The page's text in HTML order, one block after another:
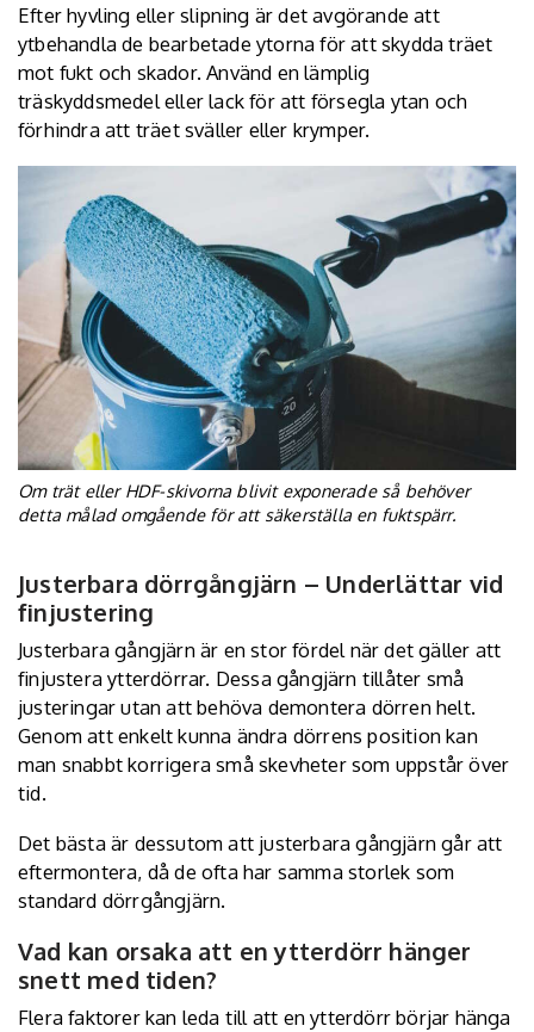
Efter hyvling eller slipning är det avgörande att
ytbehandla de bearbetade ytorna för att skydda träet
mot fukt och skador. Använd en lämplig
träskyddsmedel eller lack för att försegla ytan och
förhindra att träet sväller eller krymper.
Om trät eller HDF-skivorna blivit exponerade så behöver
detta målad omgående för att säkerställa en fuktspärr.
Justerbara dörrgångjärn – Underlättar vid
finjustering
Justerbara gångjärn är en stor fördel när det gäller att
finjustera ytterdörrar. Dessa gångjärn tillåter små
justeringar utan att behöva demontera dörren helt.
Genom att enkelt kunna ändra dörrens position kan
man snabbt korrigera små skevheter som uppstår över
tid.
Det bästa är dessutom att justerbara gångjärn går att
eftermontera, då de ofta har samma storlek som
standard dörrgångjärn.
Vad kan orsaka att en ytterdörr hänger
snett med tiden?
Flera faktorer kan leda till att en ytterdörr börjar hänga